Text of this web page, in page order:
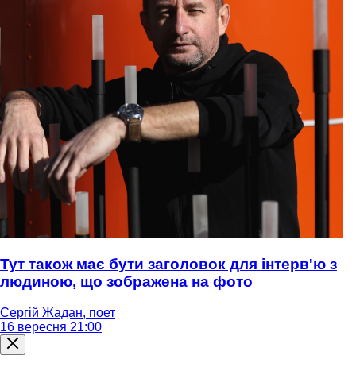
Тут також має бути заголовок для інтерв'ю з
людиною, що зображена на фото
Сергій Жадан, поет
16 вересня 21:00